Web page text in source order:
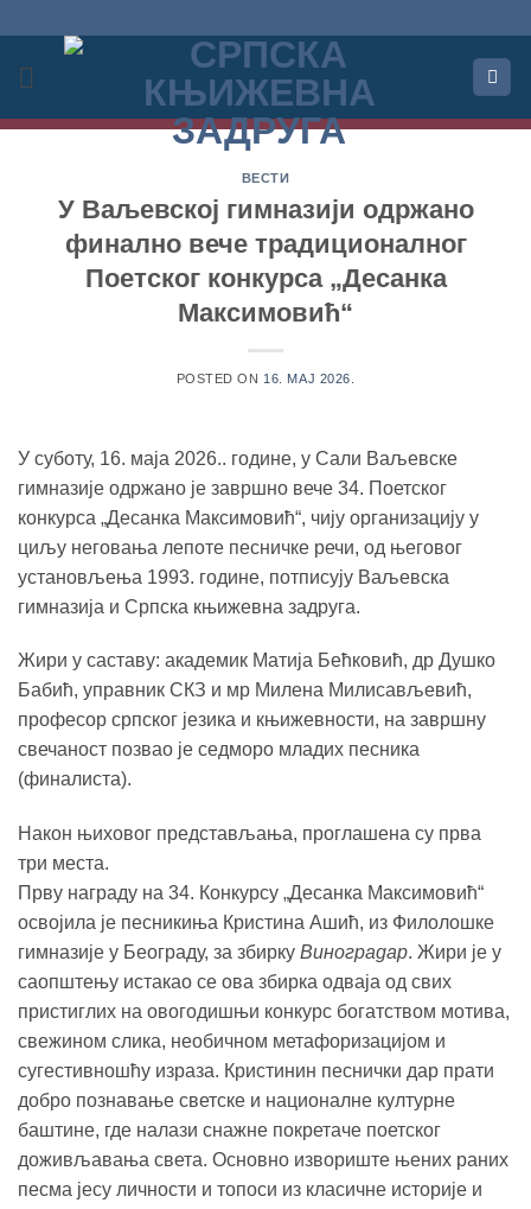
садржај
ВЕСТИ
У Ваљевској гимназији одржано
финално вече традиционалног
Поетског конкурса „Десанка
Максимовић“
POSTED ON 16. МАЈ 2026.
У суботу, 16. маја 2026.. године, у Сали Ваљевске
гимназије одржано је завршно вече 34. Поетског
конкурса „Десанка Максимовић“, чију организацију у
циљу неговања лепоте песничке речи, од његовог
установљења 1993. године, потписују Ваљевска
гимназија и Српска књижевна задруга.
Жири у саставу: академик Матија Бећковић, др Душко
Бабић, управник СКЗ и мр Милена Милисављевић,
професор српског језика и књижевности, на завршну
свечаност позвао је седморо младих песника
(финалиста).
Након њиховог представљања, проглашена су прва
три места.
Прву награду на 34. Конкурсу „Десанка Максимовић“
освојила је песникиња Кристина Ашић, из Филолошке
гимназије у Београду, за збирку Виноградар. Жири је у
саопштењу истакао се ова збирка одваја од свих
пристиглих на овогодишњи конкурс богатством мотива,
свежином слика, необичном метафоризацијом и
сугестивношћу израза. Кристинин песнички дар прати
добро познавање светске и националне културне
баштине, где налази снажне покретаче поетског
доживљавања света. Основно извориште њених раних
песма јесу личности и топоси из класичне историје и